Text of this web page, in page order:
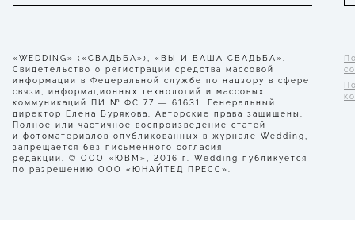
«WEDDING» («СВАДЬБА»), «ВЫ И ВАША СВАДЬБА».
Свидетельство о регистрации средства массовой
информации в Федеральной службе по надзору в сфере
связи, информационных технологий и массовых
коммуникаций ПИ № ФС 77 — 61631. Генеральный
директор Елена Бурякова. Авторские права защищены.
Полное или частичное воспроизведение статей
и фотоматериалов опубликованных в журнале Wedding,
запрещается без письменного согласия
редакции. © ООО «ЮВМ», 2016 г. Wedding публикуется
по разрешению ООО «ЮНАЙТЕД ПРЕСС».